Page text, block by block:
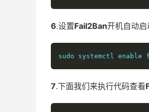
6.设置Fail2Ban开机自动启
sudo systemctl enable
7.下面我们来执行代码查看